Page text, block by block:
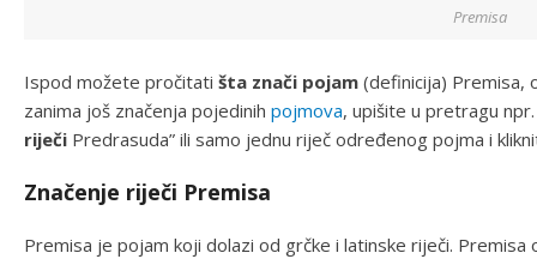
Premisa
Ispod možete pročitati šta znači pojam (definicija) Premisa,
zanima još značenja pojedinih pojmova, upišite u pretragu
riječi Predrasuda” ili samo jednu riječ određenog pojma i
Značenje riječi Premisa
Premisa je pojam koji dolazi od grčke i latinske riječi.